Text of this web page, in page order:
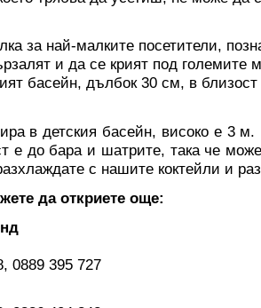
за най-малките посетители,
и да се крият под големите
басейн, дълбок 30 см, в
в детския басейн, високо е 3
е до бара и шатрите, така че
с нашите коктейли и
да откриете още:
0889 395 727